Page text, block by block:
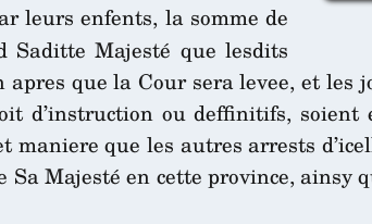
leurs enfents, la somme de
Majesté que lesdits
que la Cour sera levee, et les
d’instruction ou deffinitifs,
que les autres arrests
Majesté en cette province, ainsy